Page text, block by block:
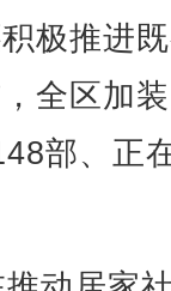
极推进
全区加
部、正